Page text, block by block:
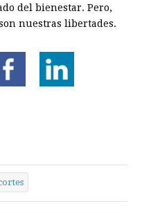
del bienestar. Pero,
nuestras libertades.